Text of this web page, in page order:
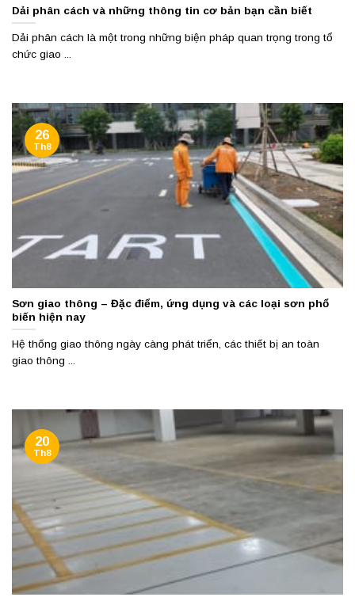
Dải phân cách và những thông tin cơ bản bạn cần biết
Dải phân cách là một trong những biện pháp quan trọng trong tổ
chức giao ...
Sơn giao thông – Đặc điểm, ứng dụng và các loại sơn phổ
biến hiện nay
Hệ thống giao thông ngày càng phát triển, các thiết bị an toàn
giao thông ...
26
Th8
20
Th8